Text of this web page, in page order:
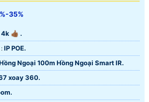
35%
👍🏾 .
🕉️ Tích hợp công nghệ : IP POE.
Ngoại 100m Hồng Ngoại Smart IR.
xoay 360.